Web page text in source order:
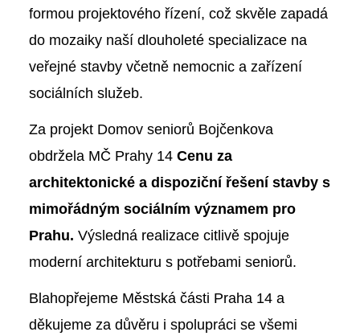
formou projektového řízení, což skvěle zapadá
do mozaiky naší dlouholeté specializace na
veřejné stavby včetně nemocnic a zařízení
sociálních služeb.
Za projekt Domov seniorů Bojčenkova
obdržela MČ Prahy 14 Cenu za
architektonické a dispoziční řešení stavby s
mimořádným sociálním významem pro
Prahu. Výsledná realizace citlivě spojuje
moderní architekturu s potřebami seniorů.
Blahopřejeme Městská části Praha 14 a
děkujeme za důvěru i spolupráci se všemi